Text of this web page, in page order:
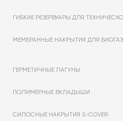
ГИБКИЕ РЕЗЕРВУАРЫ ДЛЯ
МЕМБРАННЫЕ НАКРЫТИЯ ДЛЯ
ГЕРМЕТИЧНЫЕ ЛАГУНЫ
ПОЛИМЕРНЫЕ ВКЛАДЫШИ
СИЛОСНЫЕ НАКРЫТИЯ S-COVER